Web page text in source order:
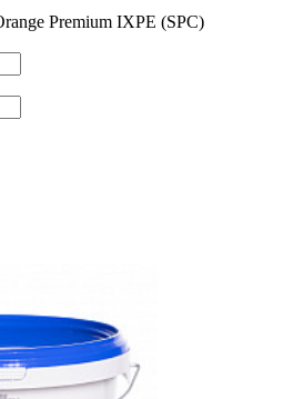
Premium IXPE (SPC)